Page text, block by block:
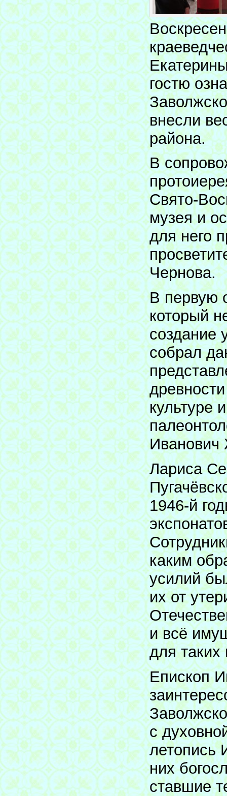
гостю
внесли
района.
В
Свято-
музея и
для него
Чернова.
В первую
который
создание
собрал
культуре
Иванович
Лариса
1946-й
каким
усилий
их от
и всё
для
Епископ
с
летопись
них
ставшие